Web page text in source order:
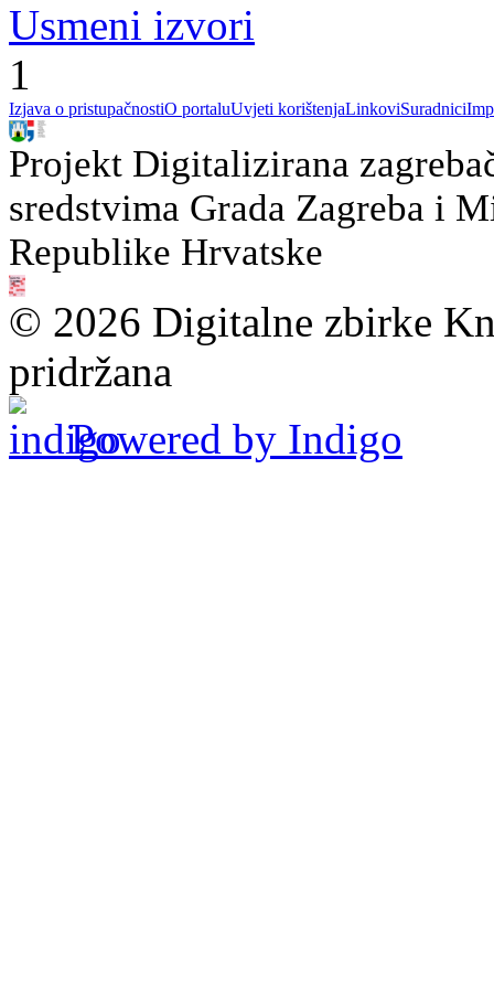
Usmeni izvori
1
Izjava o pristupačnostiO portaluUvjeti korištenjaLinkoviSuradnici
Projekt Digitalizirana
sredstvima Grada Zagreba i
Republike Hrvatske
© 2026 Digitalne zbirke
pridržana
Powered by Indigo